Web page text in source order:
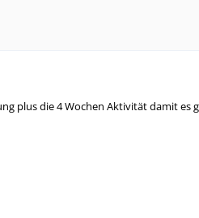
plus die 4 Wochen Aktivität damit es